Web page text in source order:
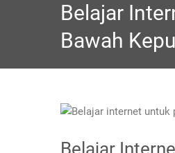
Belajar
Bawah
Belajar